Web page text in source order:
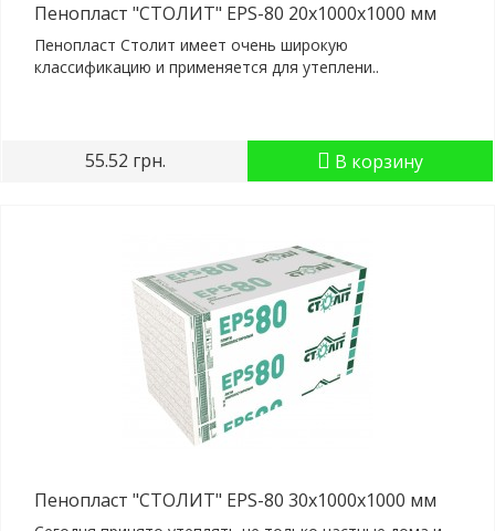
Пенопласт "СТОЛИТ" EPS-80 20x1000x1000 мм
Пенопласт Столит имеет очень широкую
классификацию и применяется для утеплени..
55.52 грн. В корзину
Пенопласт "СТОЛИТ" EPS-80 30x1000x1000 мм